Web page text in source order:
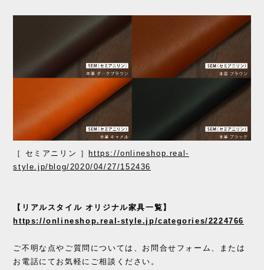
［ セミアニリン ］ https://onlineshop.real-
style.jp/blog/2020/04/27/152436
【リアルスタイル オリジナル家具一覧】
https://onlineshop.real-style.jp/categories/2224766
ご不明な点やご質問については、お問合せフォーム、または
お電話にてお気軽にご相談ください。